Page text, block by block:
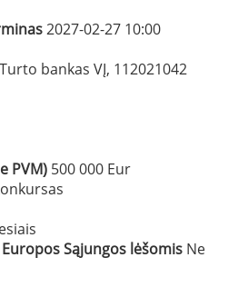
2027-02-27 10:00
Turto bankas VĮ, 112021042
PVM) 500 000 Eur
Sąjungos lėšomis Ne